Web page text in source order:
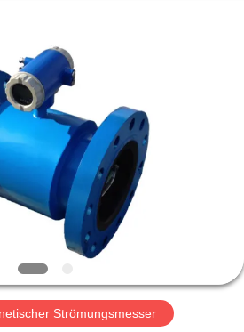
Strömungsmesser